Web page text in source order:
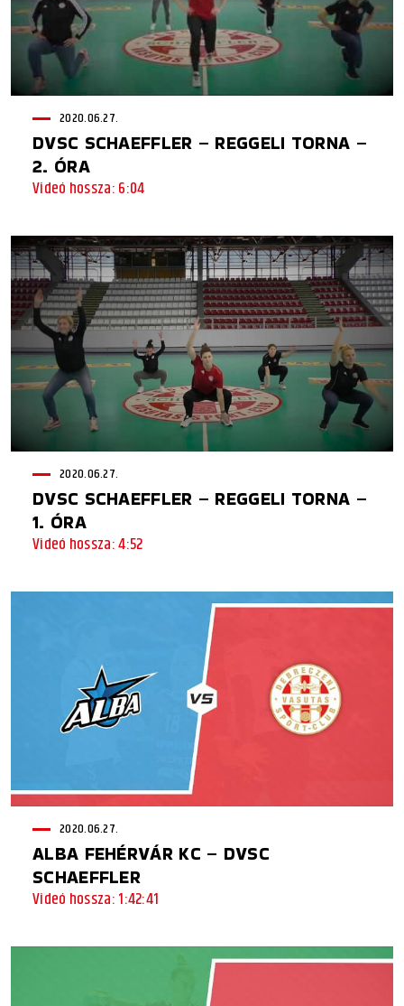
2020.06.27.
DVSC SCHAEFFLER – REGGELI TORNA –
2. ÓRA
Videó hossza: 6:04
2020.06.27.
DVSC SCHAEFFLER – REGGELI TORNA –
1. ÓRA
Videó hossza: 4:52
2020.06.27.
ALBA FEHÉRVÁR KC – DVSC
SCHAEFFLER
Videó hossza: 1:42:41